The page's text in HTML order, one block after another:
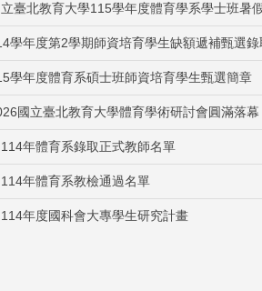
立臺北教育大學115學年度體育學系學士班暑
學年度第2學期師資培育學生缺額遞補甄選
學年度體育系碩士班師資培育學生甄選簡章
國立臺北教育大學體育學術研討會圓滿落幕
114年體育系錄取正式教師名單
114年體育系教檢通過名單
114年度國科會大專學生研究計畫